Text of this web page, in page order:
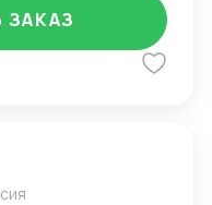
документами